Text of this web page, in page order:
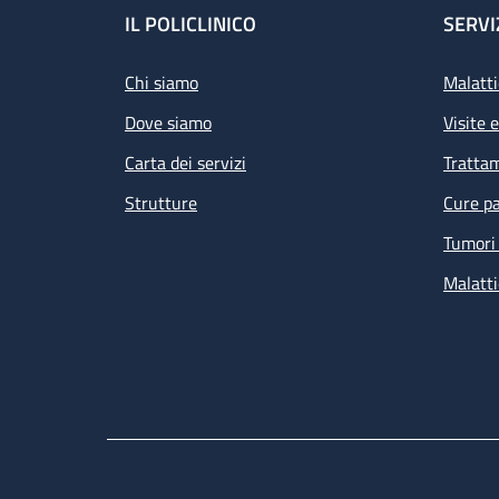
Footer
IL POLICLINICO
Chi siamo
Dove siamo
Carta dei servizi
Strutture
Visite
Cure